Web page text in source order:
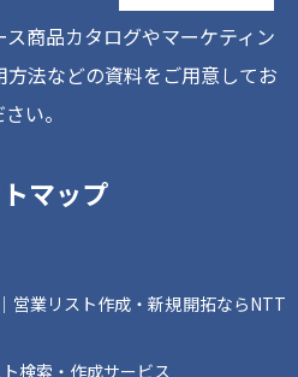
ス商品カタログやマーケティン
法などの資料をご用意してお
い。
マップ
営業リスト作成・新規開拓ならNTT
検索・作成サービス